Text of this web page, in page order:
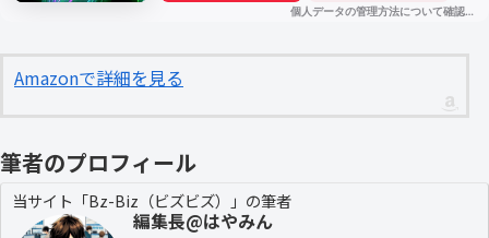
Amazonで詳細を見る
筆者のプロフィール
当サイト「Bz-Biz（ビズビズ）」の筆者
編集長@はやみん